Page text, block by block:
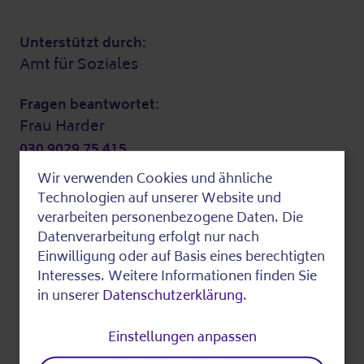
Unterstützt durch:
Amt für Soziales
Fragen beantwortet:
Frau Harder
030 9029 75 415
kiezklub.schoeneweide@ba-tk.berlin.de
Weitere Informationen
Um Anmeldung vorab wird gebeten.
Zuletzt bearbeitet am 12.06.2026
Use
of
personal
data
and
cookies
Wir verwenden Cookies und ähnliche
Technologien auf unserer Website und
verarbeiten personenbezogene Daten. Die
Datenverarbeitung erfolgt nur nach
Einwilligung oder auf Basis eines berechtigten
Interesses. Weitere Informationen finden Sie
in unsererDatenschutzerklärung.
Einstellungen anpassen